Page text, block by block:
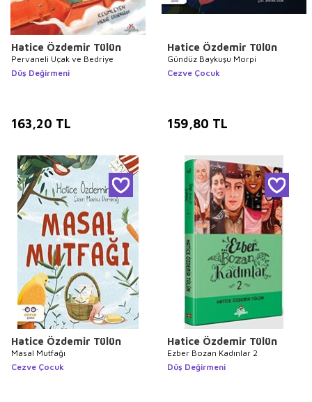
Hatice Özdemir Tülün
Pervaneli Uçak ve Bedriye
Düş Değirmeni
163,20 TL
Hatice Özdemir Tülün
Gündüz Baykuşu Morpi
Cezve Çocuk
159,80 TL
Hatice Özdemir Tülün
Masal Mutfağı
Cezve Çocuk
Hatice Özdemir Tülün
Ezber Bozan Kadınlar 2
Düş Değirmeni